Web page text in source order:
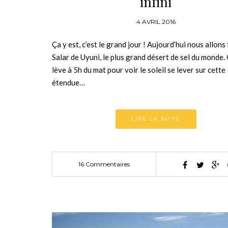
4 AVRIL 2016
Ça y est, c’est le grand jour ! Aujourd’hui nous
Salar de Uyuni, le plus grand désert de sel du monde.
lève à 5h du mat pour voir le soleil se lever sur cette
étendue…
LIRE LA SUITE
16 Commentaires